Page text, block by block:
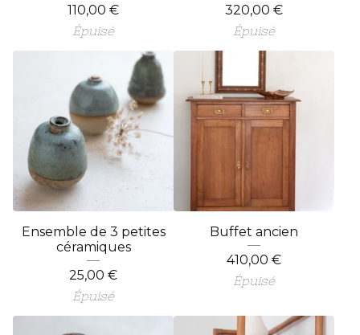
110,00 €
Épuisé
320,00 €
Épuisé
Ensemble de 3 petites
céramiques
25,00 €
Épuisé
Buffet ancien
410,00 €
Épuisé